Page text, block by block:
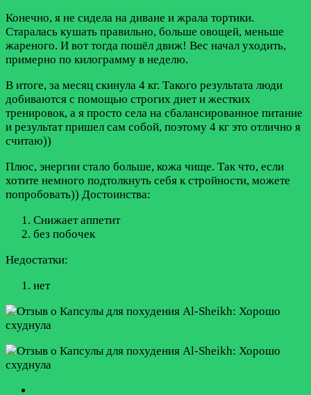
Конечно, я не сидела на диване и жрала тортики.
Старалась кушать правильно, больше овощей, меньше
жареного. И вот тогда пошёл движ! Вес начал уходить,
примерно по килограмму в неделю.
В итоге, за месяц скинула 4 кг. Такого результата люди
добиваются с помощью строгих диет и жестких
тренировок, а я просто села на сбалансированное питание
и результат пришел сам собой, поэтому 4 кг это отлично я
считаю))
Плюс, энергии стало больше, кожа чище. Так что, если
хотите немного подтолкнуть себя к стройности, можете
попробовать)) Достоинства:
Снижает аппетит
без побочек
Недостатки:
нет